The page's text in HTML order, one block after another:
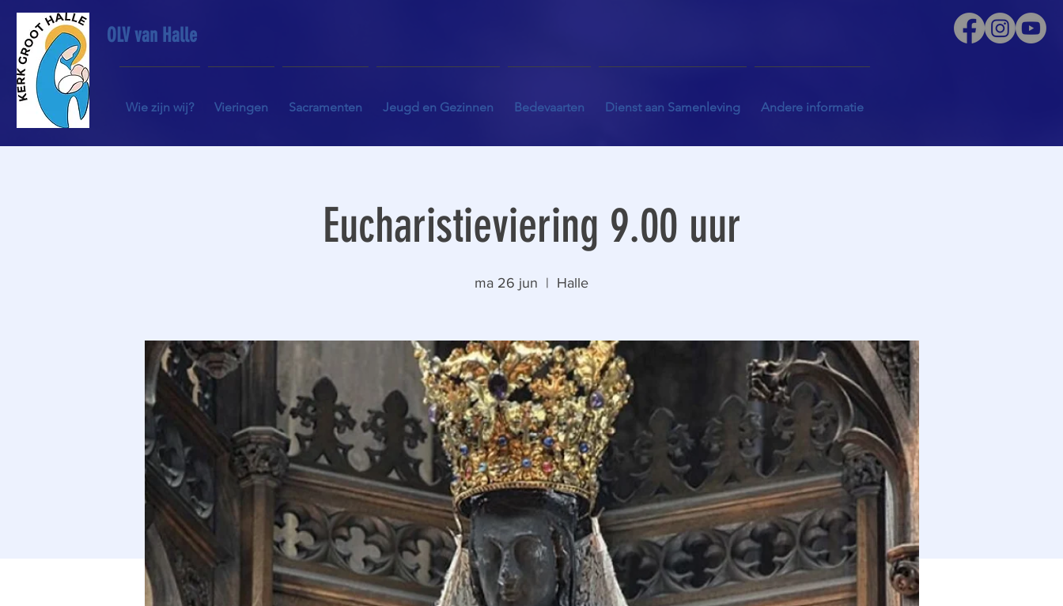
OLV van Halle
Wie zijn wij? Vieringen Sacramenten Jeugd en Gezinnen Bedevaarten Dienst aan Samenleving Andere informatie
Eucharistieviering 9.00 uur
ma 26 jun
  |
Halle